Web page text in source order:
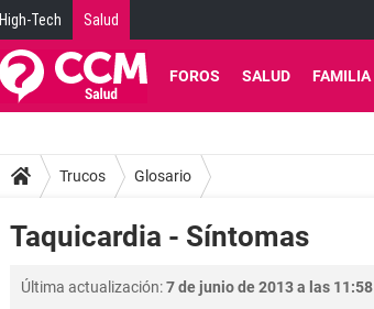
High-Tech Salud
FOROS SALUD FAMILIA
Trucos Glosario
Taquicardia - Síntomas
Última actualización:7 de junio de 2013 a las 11:58